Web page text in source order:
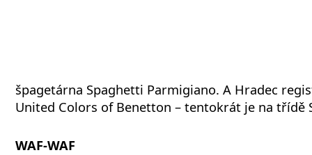
špagetárna Spaghetti Parmigiano. A Hradec
United Colors of Benetton – tentokrát je na třídě
WAF-WAF